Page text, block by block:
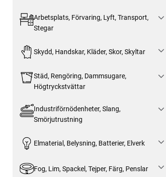
Arbetsplats, Förvaring, Lyft, Transport,
Stegar
Skydd, Handskar, Kläder, Skor, Skyltar
Städ, Rengöring, Dammsugare,
Högtryckstvättar
Industriförnödenheter, Slang,
Smörjutrustning
Elmaterial, Belysning, Batterier, Elverk
Fog, Lim, Spackel, Tejper, Färg, Penslar